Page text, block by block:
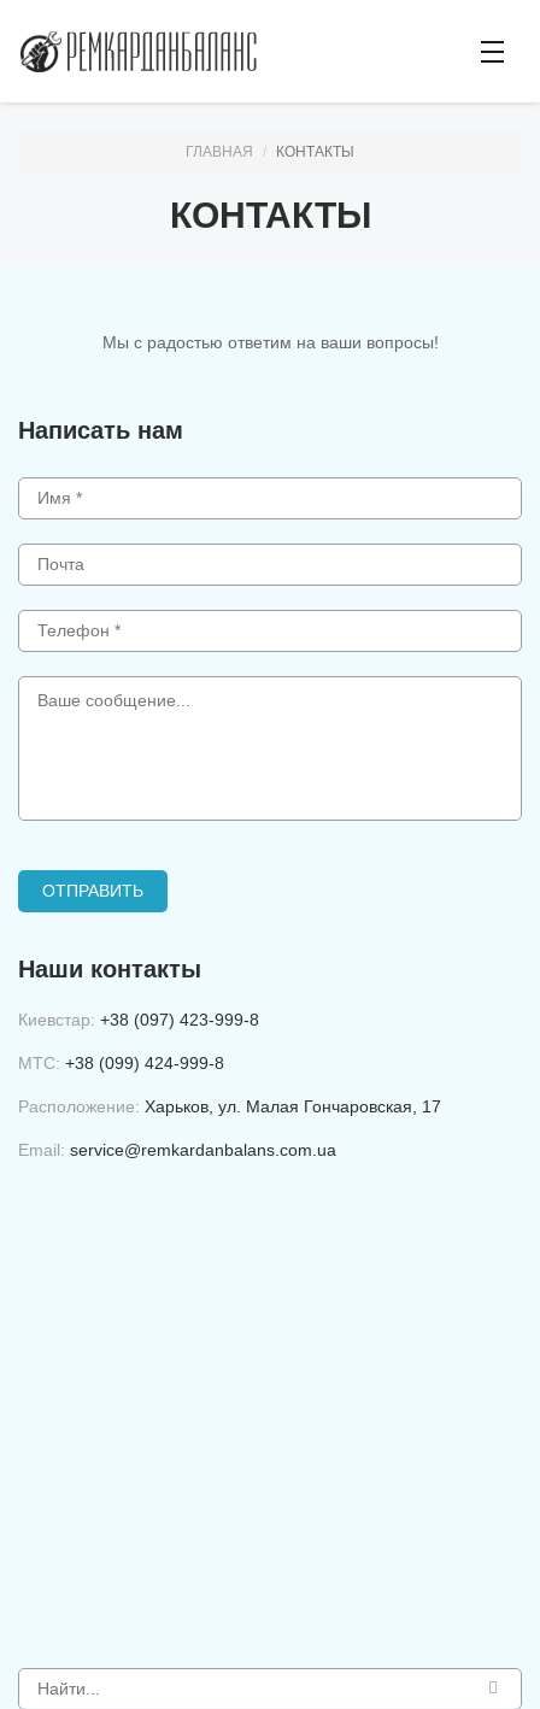
ГЛАВНАЯ КОНТАКТЫ
КОНТАКТЫ
Мы с радостью ответим на ваши вопросы!
Написать нам
Наши контакты
Киевстар: +38 (097) 423-999-8
МТС: +38 (099) 424-999-8
Расположение: Харьков, ул. Малая Гончаровская, 17
Email: service@remkardanbalans.com.ua